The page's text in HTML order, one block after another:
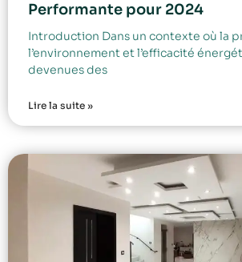
Performante pour 2024
Introduction Dans un contexte où la
l’environnement et l’efficacité
devenues des
Lire la suite »